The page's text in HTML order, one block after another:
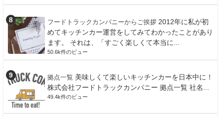
フードトラックカンパニーからご挨拶 2012年に私が初
めてキッチンカー運営をしてみてわかったことがあり
ます。 それは、「すごく楽しくて本当に...
50.6k件のビュー
拠点一覧 美味しくて楽しいキッチンカーを日本中に！
株式会社フードトラックカンパニー 拠点一覧 社名...
49.4k件のビュー